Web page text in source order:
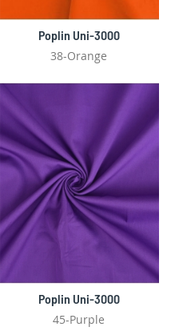
Poplin Uni-3000
38-Orange
Poplin Uni-3000
45-Purple